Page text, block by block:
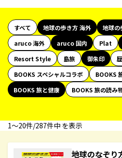
すべて 地球の歩き方 海外
地球の
aruco 海外
aruco 国内 Plat
Resort Style
島旅 御朱印
BOOKS スペシャルコラボ
BOOKS
BOOKS 旅と健康
BOOKS 旅の読み
1〜20件/287件中 を表示
地球のなぞ